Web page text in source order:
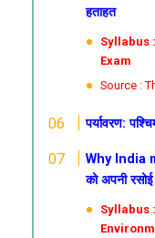
हताहत
Syllabus
Exam
Source :
पर्यावरण:
Why
को अपनी रसोई
Syllabus